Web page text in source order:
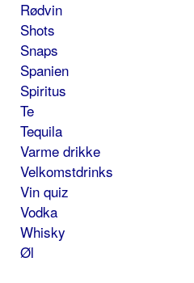
Rødvin
Shots
Snaps
Spanien
Spiritus
Te
Tequila
Varme drikke
Velkomstdrinks
Vin quiz
Vodka
Whisky
Øl